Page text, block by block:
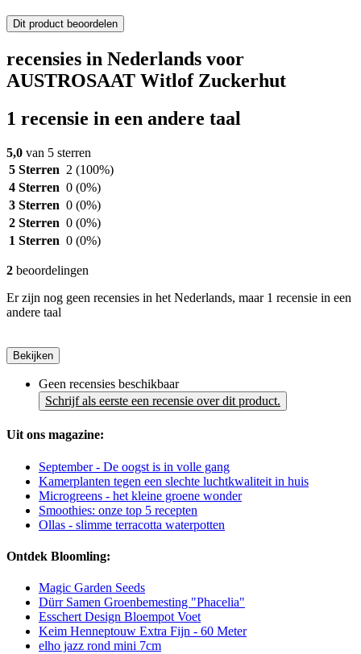
Dit product beoordelen
recensies in Nederlands voor
AUSTROSAAT Witlof Zuckerhut
1 recensie in een andere taal
5,0 van 5 sterren
5 Sterren 2 (100%)
4 Sterren 0 (0%)
3 Sterren 0 (0%)
2 Sterren 0 (0%)
1 Sterren 0 (0%)
2 beoordelingen
Er zijn nog geen recensies in het Nederlands, maar 1 recensie in een
andere taal
Bekijken
Geen recensies beschikbaar
Schrijf als eerste een recensie over dit product.
Uit ons magazine:
September - De oogst is in volle gang
Kamerplanten tegen een slechte luchtkwaliteit in huis
Microgreens - het kleine groene wonder
Smoothies: onze top 5 recepten
Ollas - slimme terracotta waterpotten
Ontdek Bloomling:
Magic Garden Seeds
Dürr Samen Groenbemesting "Phacelia"
Esschert Design Bloempot Voet
Keim Henneptouw Extra Fijn - 60 Meter
elho jazz rond mini 7cm